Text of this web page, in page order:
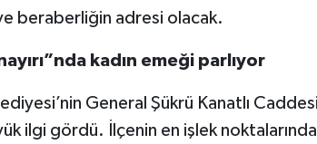
beraberliğin adresi olacak.
kadın emeği parlıyor
General Şükrü Kanatlı
ilgi gördü. İlçenin en işlek